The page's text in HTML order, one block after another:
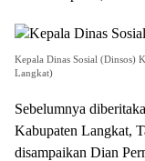
Kepala Dinas Sosial (Dinsos)
Langkat)
Sebelumnya
Kabupaten Langkat,
disampaikan Dian